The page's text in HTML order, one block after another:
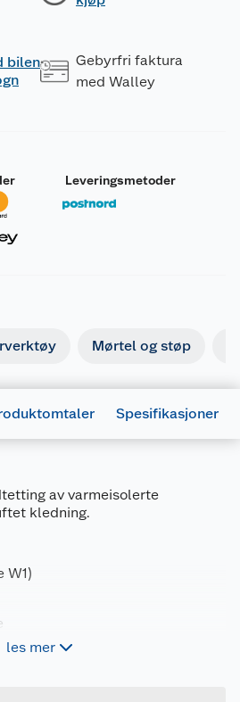
bilen
Gebyrfri faktura
med Walley
Leveringsmetoder
Mørtel og støp
Spesifikasjoner
av varmeisolerte
kledning.
W1)
les mer